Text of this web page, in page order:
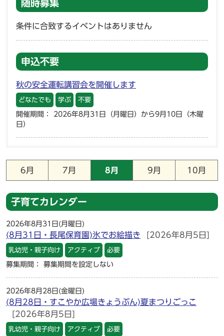
随時募集
条件に合致するイベントはありません
申込不要
秋の安全運転講習会を開催します
どなたでも 学ぶ 不要
開催期間： 2026年8月31日（月曜日）から9月10日（木曜
日）
6月 7月 8月 9月 10月
子育てカレンダー
2026年8月31日(月曜日)
(8月31日・長尾保育園)氷でお絵描き [2026年8月5日]
乳幼児・親子向け アクティブ 必要
募集期間： 募集期間を設定しない
2026年8月28日(金曜日)
(8月28日・すこやか広場きょうぶん)夏まつりごっこ
[2026年8月5日]
乳幼児・親子向け アクティブ 必要